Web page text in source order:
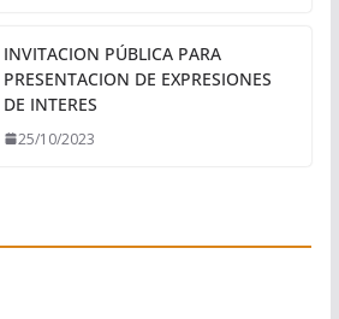
INVITACION PÚBLICA PARA
PRESENTACION DE EXPRESIONES
DE INTERES
25/10/2023